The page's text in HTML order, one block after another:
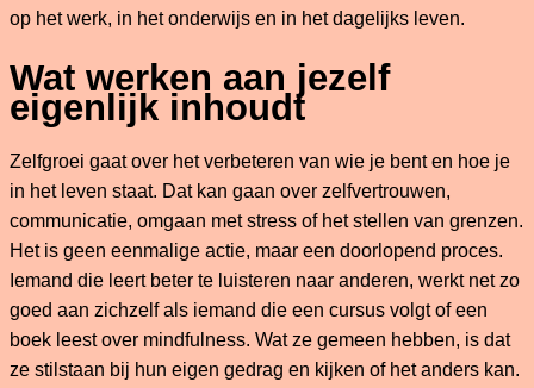
op het werk, in het onderwijs en in het dagelijks leven.
Wat werken aan jezelf
eigenlijk inhoudt
Zelfgroei gaat over het verbeteren van wie je bent en hoe je
in het leven staat. Dat kan gaan over zelfvertrouwen,
communicatie, omgaan met stress of het stellen van grenzen.
Het is geen eenmalige actie, maar een doorlopend proces.
Iemand die leert beter te luisteren naar anderen, werkt net zo
goed aan zichzelf als iemand die een cursus volgt of een
boek leest over mindfulness. Wat ze gemeen hebben, is dat
ze stilstaan bij hun eigen gedrag en kijken of het anders kan.